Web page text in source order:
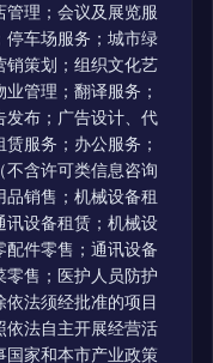
管理；会议及展览服
停车场服务；城市绿
销策划；组织文化艺
管理；翻译服务；
发布；广告设计、代
服务；办公服务；
不含许可类信息咨询
品销售；机械设备租
讯设备租赁；机械设
配件零售；通讯设备
零售；医护人员防护
依法须经批准的项目
依法自主开展经营活
国家和本市产业政策